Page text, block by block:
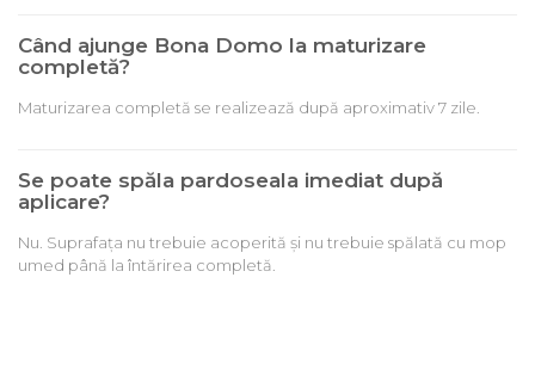
Când ajunge Bona Domo la maturizare
completă?
Maturizarea completă se realizează după aproximativ 7 zile.
Se poate spăla pardoseala imediat după
aplicare?
Nu. Suprafața nu trebuie acoperită și nu trebuie spălată cu mop
umed până la întărirea completă.